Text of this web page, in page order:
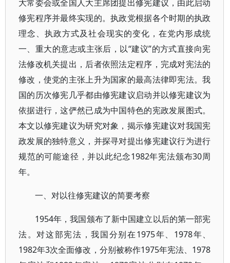
大常委会或全国人大主席团提出修宪建议，由此启动
修宪程序并最终实现的。执政党根据各个时期的执政
理念、执政方式及社会现实的变化，在党内形成统
一、重大的意志或主张后，以“建议”的方式直接向宪
法修改机关提出，后者依照法定程序，完成对宪法的
修改，使党的主张上升为国家的最高法律即宪法。我
国的历次修宪几乎都由修宪建议启动并以修宪建议为
依据进行，这俨然已成为中国特色的宪政发展图式。
本文以修宪建议为研究对象，揭示修宪建议对我国宪
政发展的独特意义，并探寻对提出修宪建议行为进行
规范的可能途径，并以此纪念1982年宪法颁布30周
年。
一、对以往修宪建议的简要考察
1954年，我国颁布了新中国建立以后的第一部宪
法。对这部宪法，我国分别在1975年、1978年、
1982年3次全面修改，分别被称作1975年宪法、1978